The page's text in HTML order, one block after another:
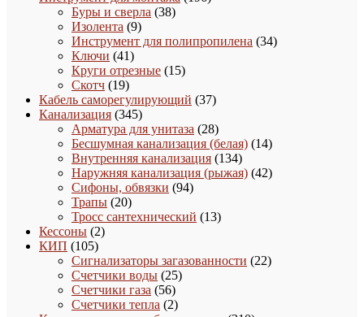
Буры и сверла 3838
Изолента 99
товаров
Инструмент для полипропилена 3434
Ключи 4141
товар
Круги отрезные 1515
Скотч 1919
товаров
Кабель саморегулирующий 3737
Канализация 345345
товаров
Арматура для унитаза 2828
товаров
Бесшумная канализация (белая) 1414
Внутренняя канализация 134134
товара
Наружняя канализация (рыжая) 4242
Сифоны, обвязки 9494
Трапы 2020
товаров
Тросс сантехнический 1313
Кессоны 22
КИП 105105
товаров
Сигнализаторы загазованности 2222
Счетчики воды 2525
Счетчики газа 5656
товаров
Счетчики тепла 22